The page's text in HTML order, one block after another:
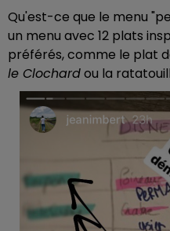
Qu'est-ce que le menu
un menu avec 12 plats
préférés, comme le plat
le Clochardou la